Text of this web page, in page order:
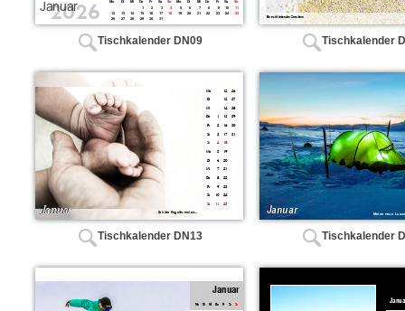
Tischkalender DN09 Tischkalender
Tischkalender DN13 Tischkalender